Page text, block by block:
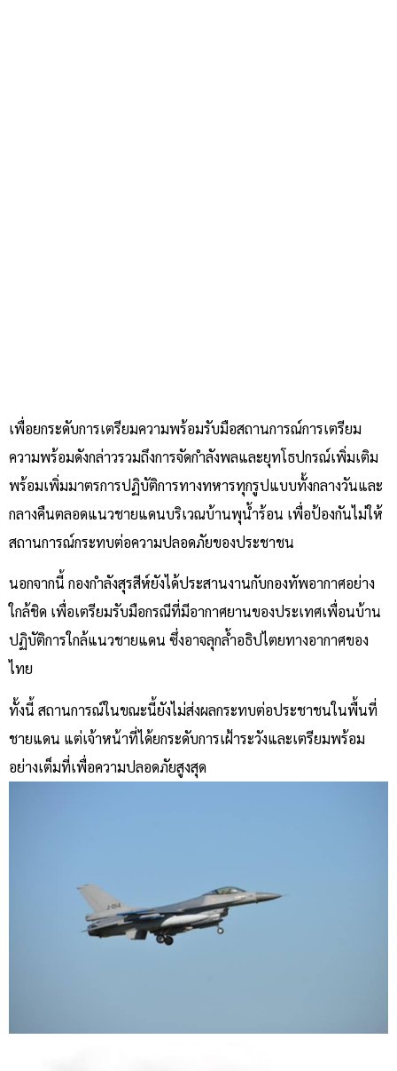
เพื่อยกระดับการเตรียมความพร้อมรับมือสถานการณ์การเตรียม
ความพร้อมดังกล่าวรวมถึงการจัดกำลังพลและยุทโธปกรณ์เพิ่มเติม
พร้อมเพิ่มมาตรการปฏิบัติการทางทหารทุกรูปแบบทั้งกลางวันและ
กลางคืนตลอดแนวชายแดนบริเวณบ้านพุน้ำร้อน เพื่อป้องกันไม่ให้
สถานการณ์กระทบต่อความปลอดภัยของประชาชน
นอกจากนี้ กองกำลังสุรสีห์ยังได้ประสานงานกับกองทัพอากาศอย่าง
ใกล้ชิด เพื่อเตรียมรับมือกรณีที่มีอากาศยานของประเทศเพื่อนบ้าน
ปฏิบัติการใกล้แนวชายแดน ซึ่งอาจลุกล้ำอธิปไตยทางอากาศของ
ไทย
ทั้งนี้ สถานการณ์ในขณะนี้ยังไม่ส่งผลกระทบต่อประชาชนในพื้นที่
ชายแดน แต่เจ้าหน้าที่ได้ยกระดับการเฝ้าระวังและเตรียมพร้อม
อย่างเต็มที่เพื่อความปลอดภัยสูงสุด